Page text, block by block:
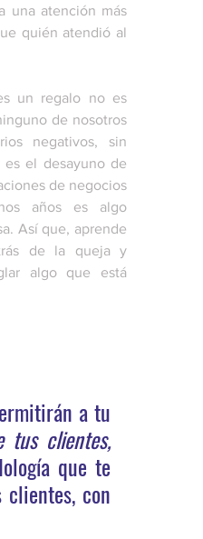
una atención más
quién atendió al
un regalo no es
de nosotros
negativos, sin
es el desayuno de
de negocios
años es algo
Así que, aprende
de la queja y
algo que está
a tu
quejas de tus clientes,
que te
con